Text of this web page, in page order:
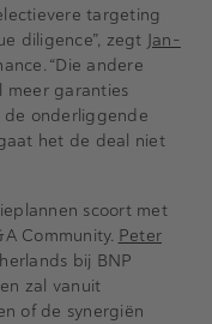
targeting
diligence”, zegt Jan-
“Die andere
meer garanties
de onderliggende
het de deal niet
scoort met
Community. Peter
bij BNP
zal vanuit
of de synergiën